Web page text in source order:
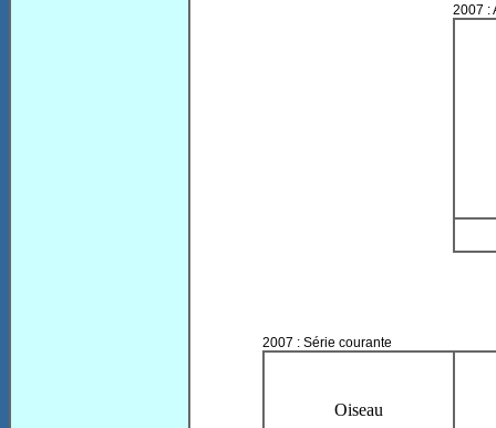
2007 :
2007 : Série courante
Oiseau